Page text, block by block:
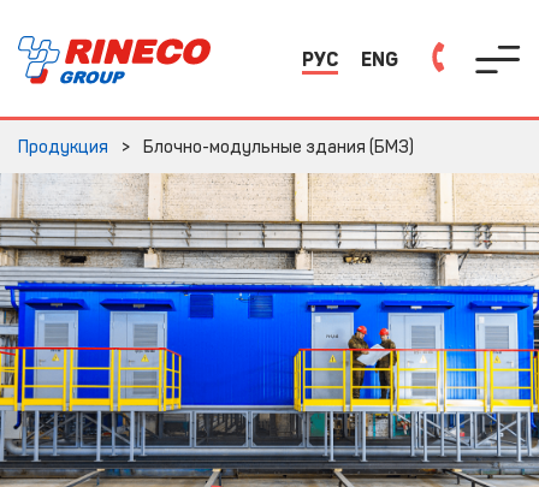
РУС ENG
Продукция Блочно-модульные здания (БМЗ)